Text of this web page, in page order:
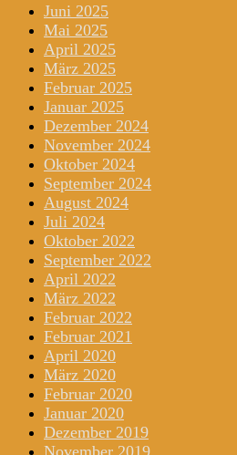
Juni 2025
Mai 2025
April 2025
März 2025
Februar 2025
Januar 2025
Dezember 2024
November 2024
Oktober 2024
September 2024
August 2024
Juli 2024
Oktober 2022
September 2022
April 2022
März 2022
Februar 2022
Februar 2021
April 2020
März 2020
Februar 2020
Januar 2020
Dezember 2019
November 2019